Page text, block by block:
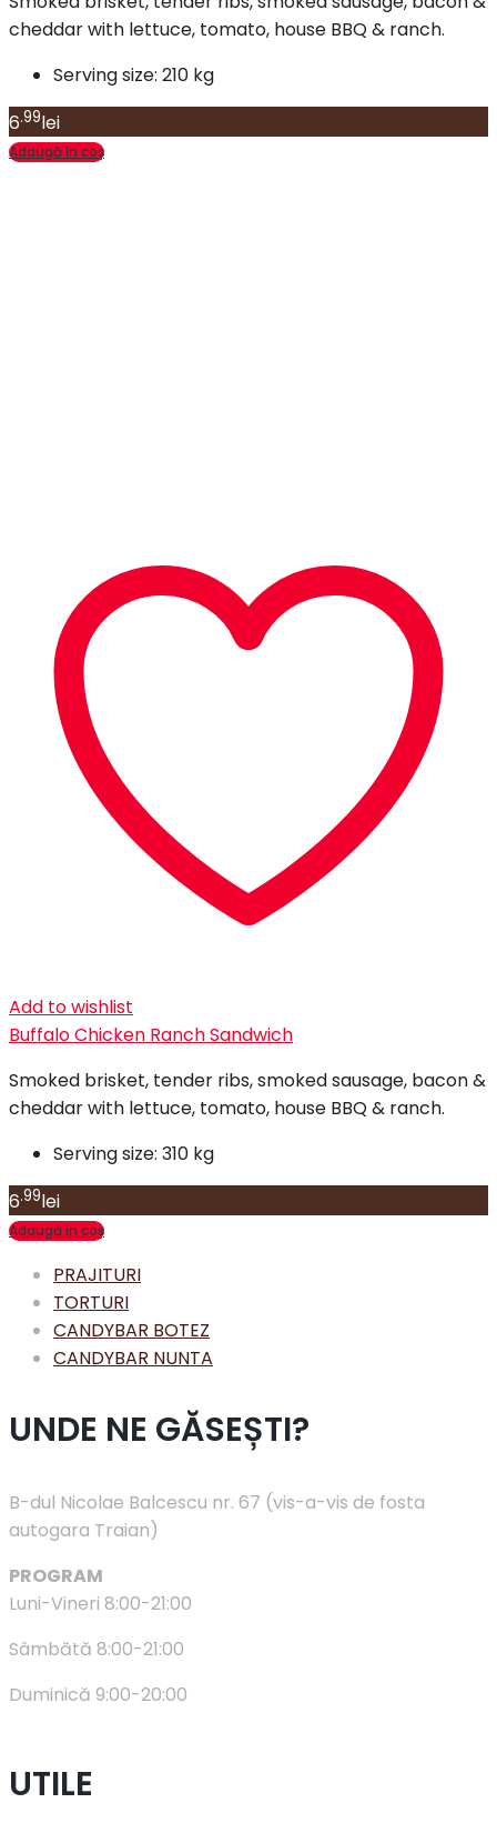
cheddar with lettuce, tomato, house BBQ & ranch.
Serving size: 210 kg
6.99lei
Adaugă în coș
Add to wishlist
Buffalo Chicken Ranch Sandwich
Smoked brisket, tender ribs, smoked sausage, bacon &
cheddar with lettuce, tomato, house BBQ & ranch.
Serving size: 310 kg
6.99lei
Adaugă în coș
PRAJITURI
TORTURI
CANDYBAR BOTEZ
CANDYBAR NUNTA
UNDE NE GĂSEȘTI?
B-dul Nicolae Balcescu nr. 67 (vis-a-vis de fosta
autogara Traian)
PROGRAM
Luni-Vineri 8:00-21:00
Sâmbătă 8:00-21:00
Duminică 9:00-20:00
UTILE